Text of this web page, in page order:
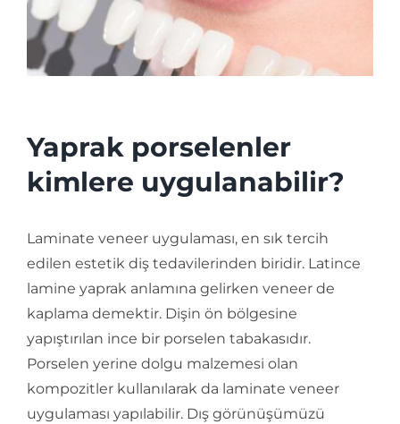
İletişim
Yaprak porselenler
kimlere uygulanabilir?
Laminate veneer uygulaması, en sık tercih
edilen estetik diş tedavilerinden biridir. Latince
lamine yaprak anlamına gelirken veneer de
kaplama demektir. Dişin ön bölgesine
yapıştırılan ince bir porselen tabakasıdır.
Porselen yerine dolgu malzemesi olan
kompozitler kullanılarak da laminate veneer
uygulaması yapılabilir. Dış görünüşümüzü